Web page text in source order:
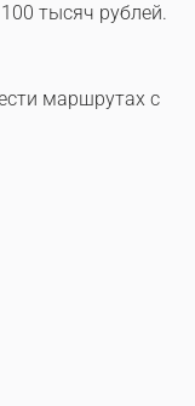
тысяч рублей.
маршрутах с